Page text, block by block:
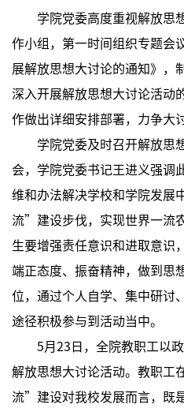
学院党委高度重视解放思想
作小组，第一时间组织专题会
展解放思想大讨论的通知》，
深入开展解放思想大讨论活动
作做出详细安排部署，力争大
学院党委及时召开解放思想
会，学院党委书记王进义强调
维和办法解决学校和学院发展
流”建设步伐，实现世界一流
生要增强责任意识和进取意识
端正态度、振奋精神，做到思
位，通过个人自学、集中研讨
途径积极参与到活动当中。
5月23日，全院教职工以政
解放思想大讨论活动。教职工
流”建设对我校发展而言，既